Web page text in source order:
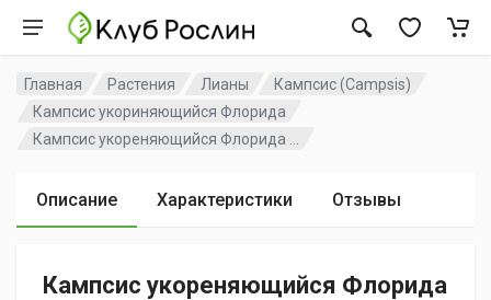
Главная Растения Лианы
Кампсис (Campsis)
Кампсис укориняющийся Флорида
Кампсис укореняющийся Флорида ...
Описание Характеристики Отзывы
Кампсис укореняющийся Флорида